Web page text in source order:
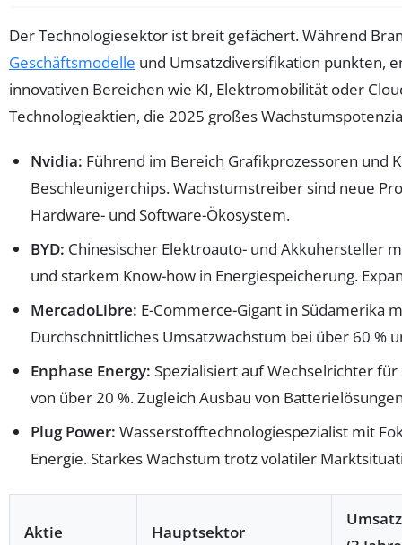
Der Technologiesektor ist breit gefächert. Während
Geschäftsmodelle und Umsatzdiversifikation punkten,
innovativen Bereichen wie KI, Elektromobilität oder
Technologieaktien, die 2025 großes
Nvidia: Führend im Bereich Grafikprozessoren und
Beschleunigerchips. Wachstumstreiber sind neue
Hardware- und Software-Ökosystem.
BYD: Chinesischer Elektroauto- und Akkuhersteller
und starkem Know-how in Energiespeicherung.
MercadoLibre: E-Commerce-Gigant in Südamerika
Durchschnittliches Umsatzwachstum bei über 60 %
Enphase Energy: Spezialisiert auf Wechselrichter
von über 20 %. Zugleich Ausbau von
Plug Power: Wasserstofftechnologiespezialist mit
Energie. Starkes Wachstum trotz volatiler
Aktie Hauptsektor